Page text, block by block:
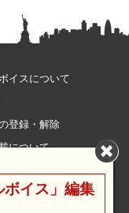
イスについて
登録・解除
について
イス」編集